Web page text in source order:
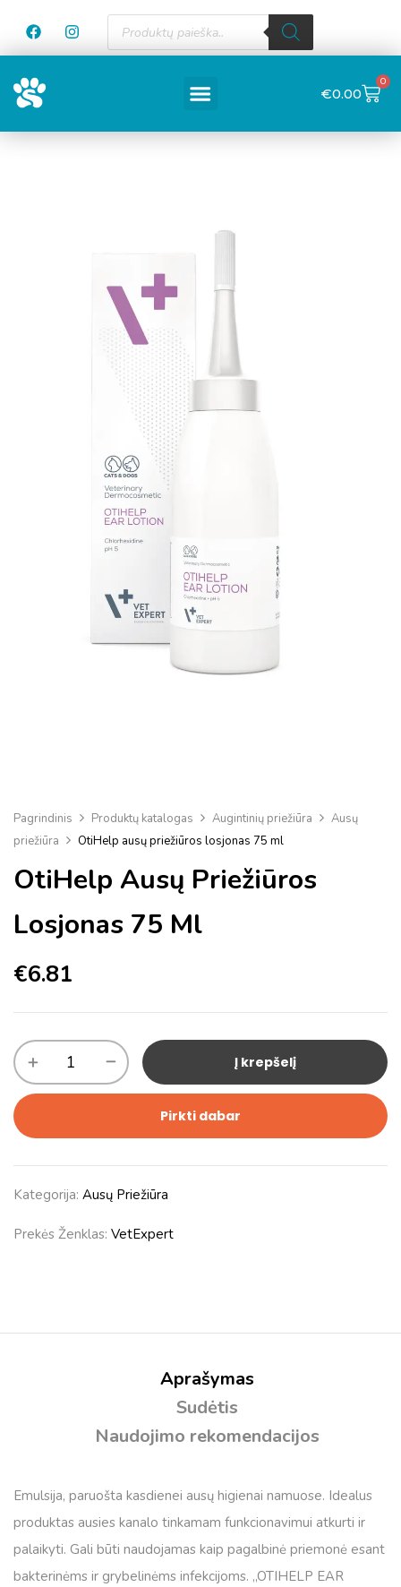
€0.00
0
Pagrindinis Produktų katalogas Augintinių priežiūra
Ausų
priežiūra
OtiHelp ausų priežiūros losjonas 75 ml
OtiHelp Ausų Priežiūros
Losjonas 75 Ml
€6.81
Į krepšelį
Pirkti dabar
Kategorija: Ausų Priežiūra
Prekės Ženklas: VetExpert
Aprašymas
Sudėtis
Naudojimo rekomendacijos
Emulsija, paruošta kasdienei ausų higienai namuose. Idealus
produktas ausies kanalo tinkamam funkcionavimui atkurti ir
palaikyti. Gali būti naudojamas kaip pagalbinė priemonė esant
bakterinėms ir grybelinėms infekcijoms. „OTIHELP EAR